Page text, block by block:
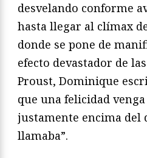
desvelando conforme
hasta llegar al clímax
donde se pone de
efecto devastador de
Proust, Dominique
que una felicidad
justamente encima del
llamaba”.